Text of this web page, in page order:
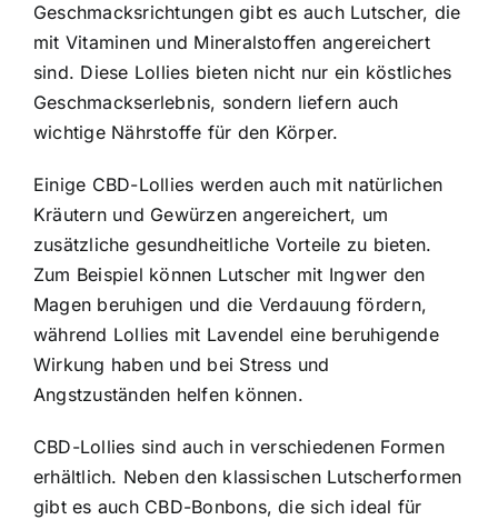
Geschmacksrichtungen gibt es auch Lutscher, die
mit Vitaminen und Mineralstoffen angereichert
sind. Diese Lollies bieten nicht nur ein köstliches
Geschmackserlebnis, sondern liefern auch
wichtige Nährstoffe für den Körper.
Einige CBD-Lollies werden auch mit natürlichen
Kräutern und Gewürzen angereichert, um
zusätzliche gesundheitliche Vorteile zu bieten.
Zum Beispiel können Lutscher mit Ingwer den
Magen beruhigen und die Verdauung fördern,
während Lollies mit Lavendel eine beruhigende
Wirkung haben und bei Stress und
Angstzuständen helfen können.
CBD-Lollies sind auch in verschiedenen Formen
erhältlich. Neben den klassischen Lutscherformen
gibt es auch CBD-Bonbons, die sich ideal für